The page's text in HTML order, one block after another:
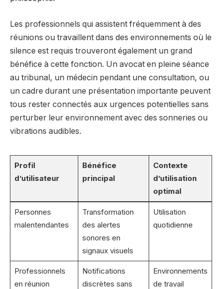
Les professionnels qui assistent fréquemment à des
réunions ou travaillent dans des environnements où le
silence est requis trouveront également un grand
bénéfice à cette fonction. Un avocat en pleine séance
au tribunal, un médecin pendant une consultation, ou
un cadre durant une présentation importante peuvent
tous rester connectés aux urgences potentielles sans
perturber leur environnement avec des sonneries ou
vibrations audibles.
Profil
d’utilisateur
Bénéfice
principal
Contexte
d’utilisation
optimal
Personnes
malentendantes
Transformation
des alertes
sonores en
signaux visuels
Utilisation
quotidienne
Professionnels
en réunion
Notifications
discrètes sans
Environnements
de travail